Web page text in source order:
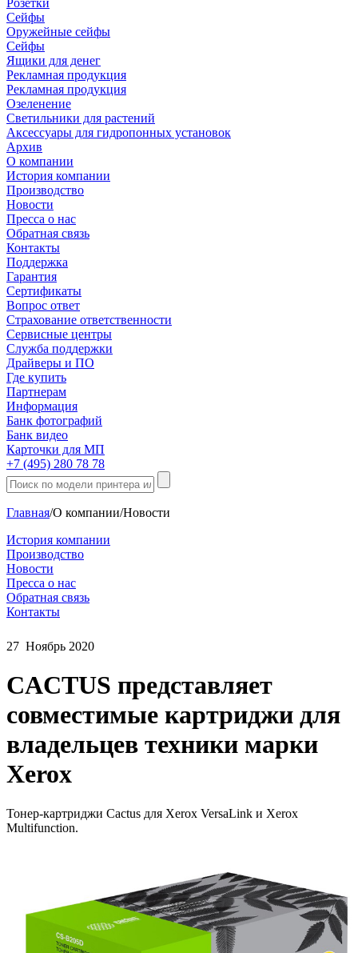
Розетки
Сейфы
Оружейные сейфы
Сейфы
Ящики для денег
Рекламная продукция
Рекламная продукция
Озеленение
Светильники для растений
Аксессуары для гидропонных установок
Архив
О компании
История компании
Производство
Новости
Пресса о нас
Обратная связь
Контакты
Поддержка
Гарантия
Сертификаты
Вопрос ответ
Страхование ответственности
Сервисные центры
Служба поддержки
Драйверы и ПО
Где купить
Партнерам
Информация
Банк фотографий
Банк видео
Карточки для МП
+7 (495) 280 78 78
Главная/О компании/Новости
История компании
Производство
Новости
Пресса о нас
Обратная связь
Контакты
27 Ноябрь 2020
СACTUS представляет
совместимые картриджи для
владельцев техники марки
Xerox
Тонер-картриджи Cactus для Xerox VersaLink и Xerox
Multifunction.